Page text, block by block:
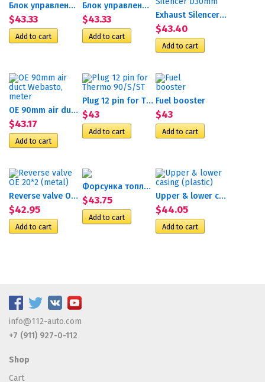
Блок управления 12 В (4ДМ2)
$43.33
Блок управления 24 В (4ДМ2)
$43.33 Exhaust Silencer D30mm
$43.40
OE 90mm air duct Webasto,...
$43.17
Plug 12 pin for Thermo 90/S/ST
$43
Fuel booster
$43
Reverse valve OE 20*2 (metal)
$42.95
Форсунка топливная Гидроник 30
$43.75 Upper & lower casing...
$44.05
info@112-auto.com
+7 (911) 927-0-112
Shop
Cart